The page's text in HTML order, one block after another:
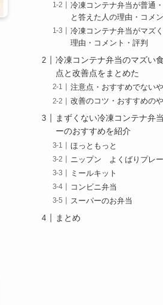
冷凍コンテナ弁当が普通
と答えた人の理由・コメ
冷凍コンテナ弁当がマズ
理由・コメント・評判
冷凍コンテナ弁当のマズい
点と改善点をまとめた
注意点・おすすめでない
改善のコツ・おすすめの
まずくない冷凍コンテナ弁
ーのおすすめを紹介
ほっともっと
ニップン よくばりプレー
ミールキット
コンビニ弁当
スーパーのお弁当
まとめ